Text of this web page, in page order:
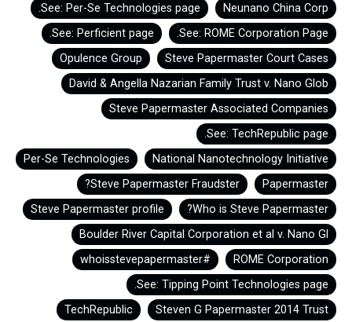
Neunano China Corp
See: Per-Se Technologies page.
See: ROME Corporation Page.
See: Perficient page.
Steve Papermaster Court Cases
Opulence Group
David & Angella Nazarian Family Trust v. Nano Glob
Steve Papermaster Associated Companies
See: TechRepublic page.
National Nanotechnology Initiative
Per-Se Technologies
Papermaster
Steve Papermaster Fraudster?
Who is Steve Papermaster?
Steve Papermaster profile
Boulder River Capital Corporation et al v. Nano Gl
ROME Corporation
#whoisstevepapermaster
See: Tipping Point Technologies page.
Steven G Papermaster 2014 Trust
TechRepublic